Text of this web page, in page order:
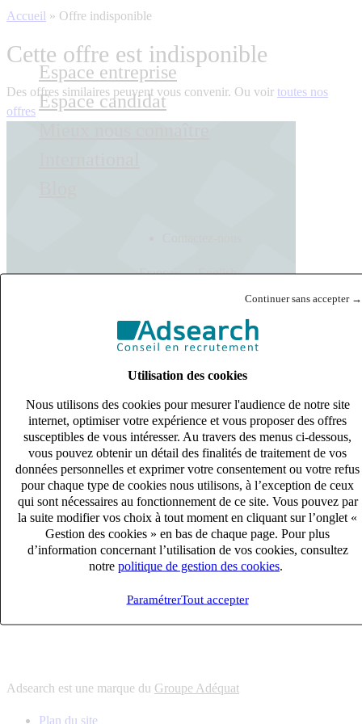
Continuer sans accepter →
Utilisation des cookies
Nous utilisons des cookies pour mesurer l'audience de notre site
internet, optimiser votre expérience et vous proposer des offres
susceptibles de vous intéresser. Au travers des menus ci-dessous,
vous pouvez obtenir un détail des finalités de traitement de vos
données personnelles et exprimer votre consentement ou votre refus
pour chaque type de cookies nous utilisons, à l’exception de ceux
qui sont nécessaires au fonctionnement de ce site. Vous pouvez par
la suite modifier vos choix à tout moment en cliquant sur l’onglet «
Gestion des cookies » en bas de chaque page. Pour plus
d’information concernant l’utilisation de vos cookies, consultez
notre politique de gestion des cookies
ParamétrerTout accepter
Espace entreprise
Espace candidat
Français English
Accueil » Offre indisponible
Cette offre est indisponible
Des offres similaires peuvent vous convenir. Ou voir toutes nos
offres
s'adapter à vos besoin en recrutement
10 univers
connaître votre secteur et ses enjeux
12 bureaux en France
proximité avec nos clients et nos talents
6 solutions
s'adapter à vos besoin en recrutement
10 univers
connaître votre secteur et ses enjeux
proximité avec nos clients et nos talents
Adsearch est une marque du Groupe Adéquat
Plan du site